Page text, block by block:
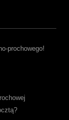
prochowego!